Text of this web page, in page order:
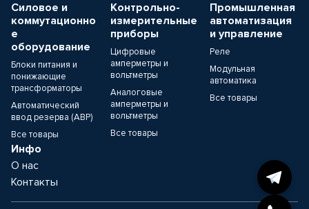
Силовое и
коммутационно
е
оборудование
Блоки питания и
понижающие
трансформаторы
Автоматический
ввод резерва (АВР)
Все товары
Контрольно-
измерительные
приборы
Цифровые
амперметры и
вольтметры
Аналоговые
амперметры и
вольтметры
Все товары
Промышленная
автоматизация
и управление
Реле
Модульная
автоматика
Все товары
Инфо
О нас
Контакты